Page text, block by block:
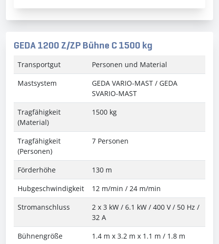
GEDA 1200 Z/ZP Bühne C 1500 kg
Transportgut
Personen und Material
Mastsystem
GEDA VARIO-MAST / GEDA
SVARIO-MAST
Tragfähigkeit
(Material)
1500 kg
Tragfähigkeit
(Personen)
7 Personen
Förderhöhe
130 m
Hubgeschwindigkeit
12 m/min / 24 m/min
Stromanschluss
2 x 3 kW / 6.1 kW / 400 V / 50 Hz /
32 A
Bühnengröße
1.4 m x 3.2 m x 1.1 m / 1.8 m